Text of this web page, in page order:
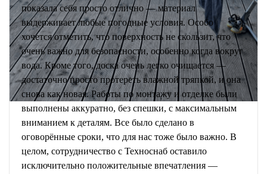
показала себя просто отлично — материал
выдерживает любые погодные условия. Особо
хочется отметить, что поверхность не скользит, что
очень важно для безопасности, особенно когда вокруг
вода. Кроме того, доска очень легко очищается —
достаточно просто протереть влажной тряпкой, и она
снова как новая. Работы по монтажу и отделке были
выполнены аккуратно, без спешки, с максимальным
вниманием к деталям. Все было сделано в
оговорённые сроки, что для нас тоже было важно. В
целом, сотрудничество с Техноснаб оставило
исключительно положительные впечатления —